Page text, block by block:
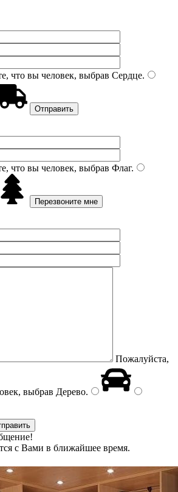
что вы человек, выбрав Сердце.
что вы человек, выбрав Флаг.
Пожалуйста,
выбрав Дерево.
с Вами в ближайшее время.